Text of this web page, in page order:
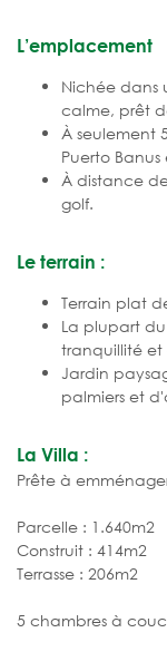
L’emplacement
Nichée dans
calme, prêt
À seulement
Puerto
À distance
golf.
Le terrain :
Terrain plat
La plupart du
tranquillité et
Jardin
palmiers et
La Villa :
Prête à
Parcelle : 1.640m2
Construit : 414m2
Terrasse : 206m2
5 chambres à